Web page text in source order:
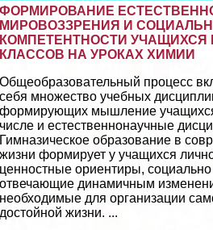
ФОРМИРОВАНИЕ
МИРОВОЗЗРЕНИЯ И
КОМПЕТЕНТНОСТИ УЧАЩИХСЯ
КЛАССОВ НА УРОКАХ ХИМИИ
Общеобразовательный процесс
себя множество учебных
формирующих мышление
числе и естественнонаучные
Гимназическое образование в
жизни формирует у учащихся
ценностные ориентиры,
отвечающие динамичным
необходимые для организации
достойной жизни. ...